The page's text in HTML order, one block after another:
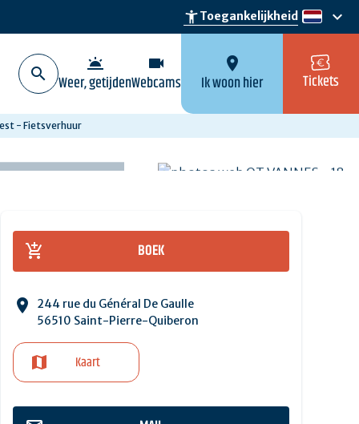
accessibility_newToegankelijkheid nl
keyboard_arrow_down
wb_twilight
Weer, getijden
videocam
Webcams
location_on
Ik woon hier Tickets
- Fietsverhuur
BOEK
244 rue du Général De Gaulle
56510 Saint-Pierre-Quiberon
Kaart